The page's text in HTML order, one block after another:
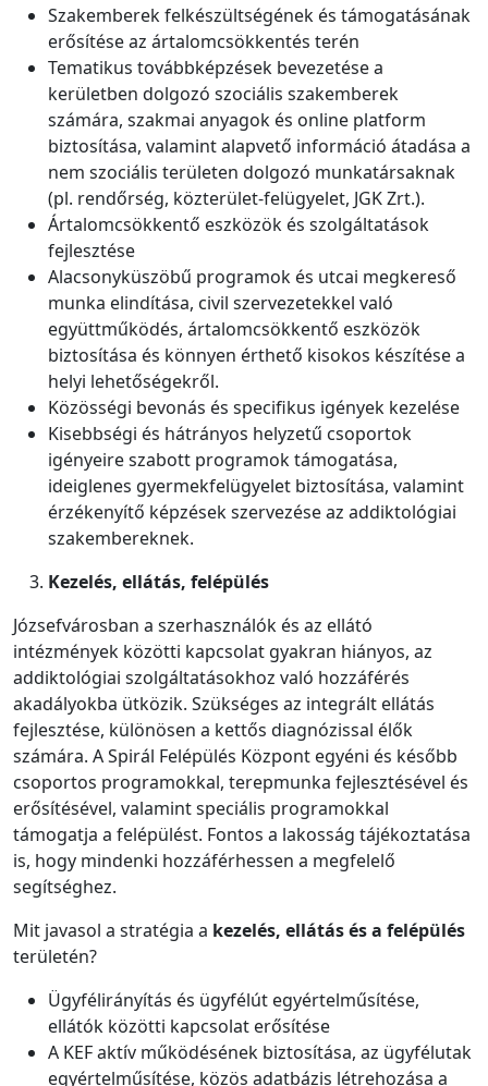
Szakemberek felkészültségének és támogatásának
erősítése az ártalomcsökkentés terén
Tematikus továbbképzések bevezetése a
kerületben dolgozó szociális szakemberek
számára, szakmai anyagok és online platform
biztosítása, valamint alapvető információ átadása a
nem szociális területen dolgozó munkatársaknak
(pl. rendőrség, közterület-felügyelet, JGK Zrt.).
Ártalomcsökkentő eszközök és szolgáltatások
fejlesztése
Alacsonyküszöbű programok és utcai megkereső
munka elindítása, civil szervezetekkel való
együttműködés, ártalomcsökkentő eszközök
biztosítása és könnyen érthető kisokos készítése a
helyi lehetőségekről.
Közösségi bevonás és specifikus igények kezelése
Kisebbségi és hátrányos helyzetű csoportok
igényeire szabott programok támogatása,
ideiglenes gyermekfelügyelet biztosítása, valamint
érzékenyítő képzések szervezése az addiktológiai
szakembereknek.
Kezelés, ellátás, felépülés
Józsefvárosban a szerhasználók és az ellátó
intézmények közötti kapcsolat gyakran hiányos, az
addiktológiai szolgáltatásokhoz való hozzáférés
akadályokba ütközik. Szükséges az integrált ellátás
fejlesztése, különösen a kettős diagnózissal élők
számára. A Spirál Felépülés Központ egyéni és később
csoportos programokkal, terepmunka fejlesztésével és
erősítésével, valamint speciális programokkal
támogatja a felépülést. Fontos a lakosság tájékoztatása
is, hogy mindenki hozzáférhessen a megfelelő
segítséghez.
Mit javasol a stratégia a kezelés, ellátás és a felépülés
területén?
Ügyfélirányítás és ügyfélút egyértelműsítése,
ellátók közötti kapcsolat erősítése
A KEF aktív működésének biztosítása, az ügyfélutak
egyértelműsítése, közös adatbázis létrehozása a